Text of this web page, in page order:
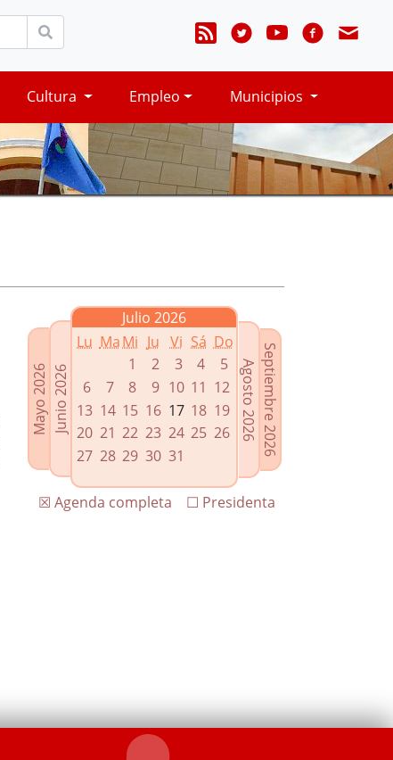
Cultura Empleo Municipios
Mayo 2026Junio 2026
Julio 2026
Lu MaMi Ju Vi Sá Do
1
2 3 4
5
6
7 8 9 10 11 12
13 14 15 16 17 18 19
20 21 22 23 24 25 26
27 28 29 30 31 Septiembre 2026
Agosto 2026
☐ Presidenta
☒ Agenda completa